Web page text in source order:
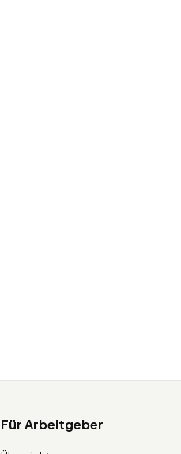
Für Arbeitgeber